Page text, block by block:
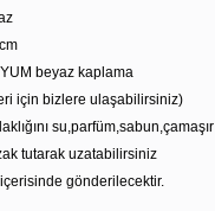
cm
beyaz kaplama
için bizlere ulaşabilirsiniz)
su,parfüm,sabun,çamaşır
tutarak uzatabilirsiniz
gönderilecektir.